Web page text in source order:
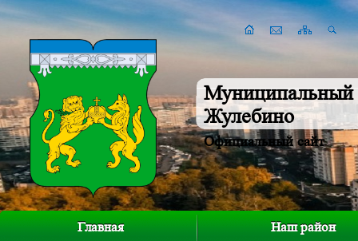
Муниципальный
Жулебино
Официальный сайт
Главная Наш район